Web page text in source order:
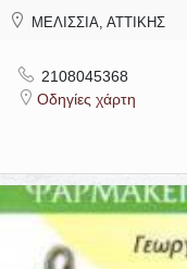
ΜΕΛΙΣΣΙΑ, ΑΤΤΙΚΗΣ
2108045368
Οδηγίες χάρτη